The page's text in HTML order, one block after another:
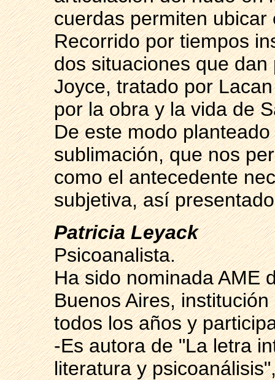
cuerdas permiten
Recorrido por tiempos
dos situaciones que
Joyce, tratado por
por la obra y la vida de
De este modo
sublimación, que nos
como el antecedente
subjetiva, así
Patricia Leyack
Psicoanalista.
Ha sido nominada AME
Buenos Aires,
todos los años y
-Es autora de "La letra
literatura y